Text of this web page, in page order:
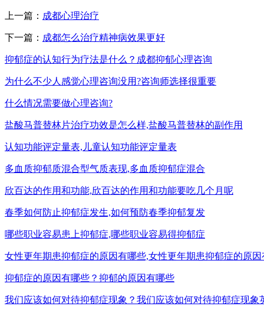
上一篇： 成都心理治疗
下一篇： 成都怎么治疗精神病效果更好
抑郁症的认知行为疗法是什么？成都抑郁心理咨询
为什么不少人感觉心理咨询没用?咨询师选择很重要
什么情况需要做心理咨询?
盐酸马普替林片治疗功效是怎么样,盐酸马普替林的副作用
认知功能评定量表,儿童认知功能评定量表
多血质抑郁质混合型气质表现,多血质抑郁症混合
欣百达的作用和功能,欣百达的作用和功能要吃几个月呢
春季如何防止抑郁症发生,如何预防春季抑郁复发
哪些职业容易患上抑郁症,哪些职业容易得抑郁症
女性更年期患抑郁症的原因有哪些,女性更年期患抑郁症的原
抑郁症的原因有哪些？抑郁的原因有哪些
我们应该如何对待抑郁症现象？我们应该如何对待抑郁症现象